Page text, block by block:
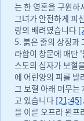
는 한 영혼을 구원하
그녀가 안전하게 피
랑의 배려였습니다
5. 붉은 줄의 상징과
라합이 창문에 매단
스도의 십자가 보혈
에 어린양의 피를 발
그 보혈 아래 머무는
고 있습니다 [21:45]
을 이룬 오프라 윈프